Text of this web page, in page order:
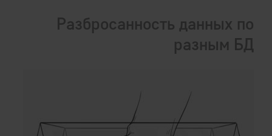
Разбросанность данных по
разным БД